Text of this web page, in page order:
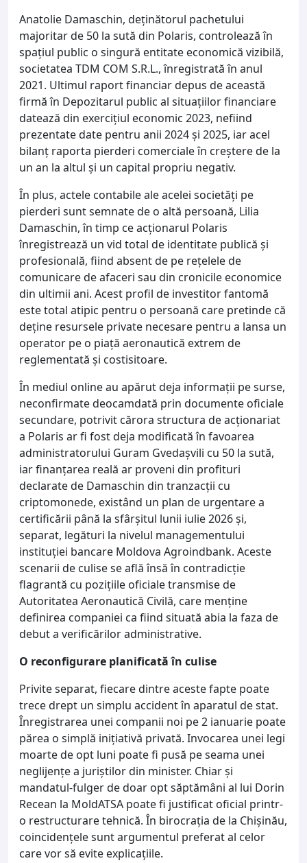
Anatolie Damaschin, deținătorul pachetului
majoritar de 50 la sută din Polaris, controlează în
spațiul public o singură entitate economică vizibilă,
societatea TDM COM S.R.L., înregistrată în anul
2021. Ultimul raport financiar depus de această
firmă în Depozitarul public al situațiilor financiare
datează din exercițiul economic 2023, nefiind
prezentate date pentru anii 2024 și 2025, iar acel
bilanț raporta pierderi comerciale în creștere de la
un an la altul și un capital propriu negativ.
În plus, actele contabile ale acelei societăți pe
pierderi sunt semnate de o altă persoană, Lilia
Damaschin, în timp ce acționarul Polaris
înregistrează un vid total de identitate publică și
profesională, fiind absent de pe rețelele de
comunicare de afaceri sau din cronicile economice
din ultimii ani. Acest profil de investitor fantomă
este total atipic pentru o persoană care pretinde că
deține resursele private necesare pentru a lansa un
operator pe o piață aeronautică extrem de
reglementată și costisitoare.
În mediul online au apărut deja informații pe surse,
neconfirmate deocamdată prin documente oficiale
secundare, potrivit cărora structura de acționariat
a Polaris ar fi fost deja modificată în favoarea
administratorului Guram Gvedașvili cu 50 la sută,
iar finanțarea reală ar proveni din profituri
declarate de Damaschin din tranzacții cu
criptomonede, existând un plan de urgentare a
certificării până la sfârșitul lunii iulie 2026 și,
separat, legături la nivelul managementului
instituției bancare Moldova Agroindbank. Aceste
scenarii de culise se află însă în contradicție
flagrantă cu pozițiile oficiale transmise de
Autoritatea Aeronautică Civilă, care menține
definirea companiei ca fiind situată abia la faza de
debut a verificărilor administrative.
O reconfigurare planificată în culise
Privite separat, fiecare dintre aceste fapte poate
trece drept un simplu accident în aparatul de stat.
Înregistrarea unei companii noi pe 2 ianuarie poate
părea o simplă inițiativă privată. Invocarea unei legi
moarte de opt luni poate fi pusă pe seama unei
neglijențe a juriștilor din minister. Chiar și
mandatul-fulger de doar opt săptămâni al lui Dorin
Recean la MoldATSA poate fi justificat oficial printr-
o restructurare tehnică. În birocrația de la Chișinău,
coincidențele sunt argumentul preferat al celor
care vor să evite explicațiile.